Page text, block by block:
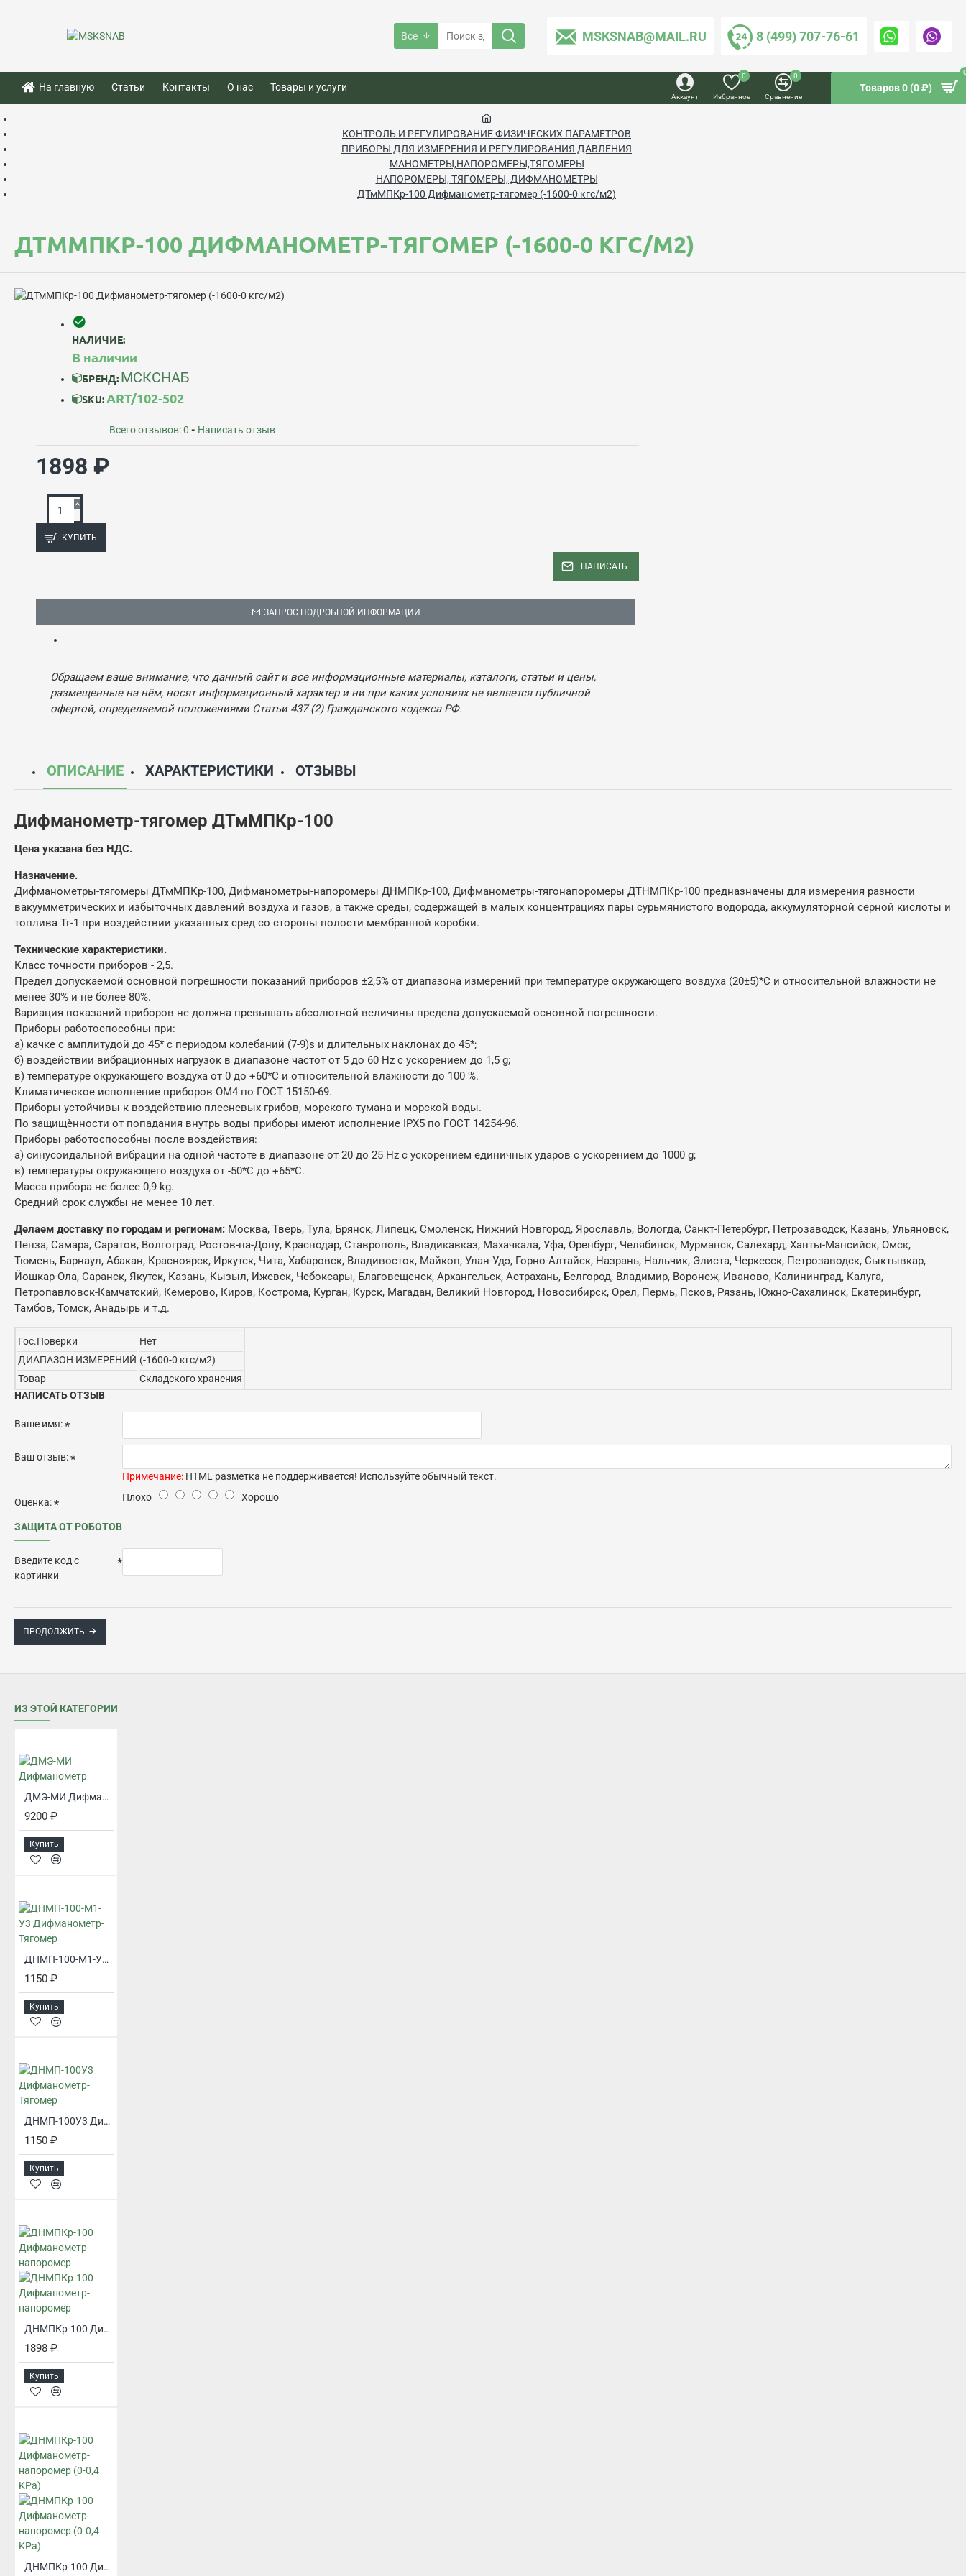
Все MSKSNAB@MAIL.RU 8 (499) 707-76-61
На главную Статьи Контакты О нас Товары и услуги
Аккаунт Избранное
0
Сравнение
0
Товаров 0 (0 ₽)
КОНТРОЛЬ И РЕГУЛИРОВАНИЕ ФИЗИЧЕСКИХ ПАРАМЕТРОВ
ПРИБОРЫ ДЛЯ ИЗМЕРЕНИЯ И РЕГУЛИРОВАНИЯ ДАВЛЕНИЯ
МАНОМЕТРЫ,НАПОРОМЕРЫ,ТЯГОМЕРЫ
НАПОРОМЕРЫ, ТЯГОМЕРЫ, ДИФМАНОМЕТРЫ
ДТмМПКр-100 Дифманометр-тягомер (-1600-0 кгс/м2)
ДТММПКР-100 ДИФМАНОМЕТР-ТЯГОМЕР (-1600-0 КГС/М2)
НАЛИЧИЕ:
В наличии
БРЕНД: МСКСНАБ
SKU:ART/102-502
Всего отзывов: 0 - Написать отзыв
1898 ₽
КУПИТЬ
НАПИСАТЬ
ЗАПРОС ПОДРОБНОЙ ИНФОРМАЦИИ
Обращаем ваше внимание, что данный сайт и все информационные материалы, каталоги, статьи и цены,
размещенные на нём, носят информационный характер и ни при каких условиях не является публичной
офертой, определяемой положениями Статьи 437 (2) Гражданского кодекса РФ.
ОПИСАНИЕ ХАРАКТЕРИСТИКИ ОТЗЫВЫ
Дифманометр-тягомер ДТмМПКр-100
Цена указана без НДС.
Назначение.
Дифманометры-тягомеры ДТмМПКр-100, Дифманометры-напоромеры ДНМПКр-100, Дифманометры-тягонапоромеры ДТНМПКр-100 предназначены для измерения разности
вакуумметрических и избыточных давлений воздуха и газов, а также среды, содержащей в малых концентрациях пары сурьмянистого водорода, аккумуляторной серной кислоты и
топлива Тг-1 при воздействии указанных сред со стороны полости мембранной коробки.
Технические характеристики.
Класс точности приборов - 2,5.
Предел допускаемой основной погрешности показаний приборов ±2,5% от диапазона измерений при температуре окружающего воздуха (20±5)*С и относительной влажности не
менее 30% и не более 80%.
Вариация показаний приборов не должна превышать абсолютной величины предела допускаемой основной погрешности.
Приборы работоспособны при:
а) качке с амплитудой до 45* с периодом колебаний (7-9)s и длительных наклонах до 45*;
б) воздействии вибрационных нагрузок в диапазоне частот от 5 до 60 Hz с ускорением до 1,5 g;
в) температуре окружающего воздуха от 0 до +60*С и относительной влажности до 100 %.
Климатическое исполнение приборов ОМ4 по ГОСТ 15150-69.
Приборы устойчивы к воздействию плесневых грибов, морского тумана и морской воды.
По защищѐнности от попадания внутрь воды приборы имеют исполнение IPX5 по ГОСТ 14254-96.
Приборы работоспособны после воздействия:
а) синусоидальной вибрации на одной частоте в диапазоне от 20 до 25 Hz с ускорением единичных ударов с ускорением до 1000 g;
в) температуры окружающего воздуха от -50*С до +65*С.
Масса прибора не более 0,9 kg.
Средний срок службы не менее 10 лет.
Делаем доставку по городам и регионам: Москва, Тверь, Тула, Брянск, Липецк, Смоленск, Нижний Новгород, Ярославль, Вологда, Санкт-Петербург, Петрозаводск, Казань, Ульяновск,
Пенза, Самара, Саратов, Волгоград, Ростов-на-Дону, Краснодар, Ставрополь, Владикавказ, Махачкала, Уфа, Оренбург, Челябинск, Мурманск, Салехард, Ханты-Мансийск, Омск,
Тюмень, Барнаул, Абакан, Красноярск, Иркутск, Чита, Хабаровск, Владивосток, Майкоп, Улан-Удэ, Горно-Алтайск, Назрань, Нальчик, Элиста, Черкесск, Петрозаводск, Сыктывкар,
Йошкар-Ола, Саранск, Якутск, Казань, Кызыл, Ижевск, Чебоксары, Благовещенск, Архангельск, Астрахань, Белгород, Владимир, Воронеж, Иваново, Калининград, Калуга,
Петропавловск-Камчатский, Кемерово, Киров, Кострома, Курган, Курск, Магадан, Великий Новгород, Новосибирск, Орел, Пермь, Псков, Рязань, Южно-Сахалинск, Екатеринбург,
Тамбов, Томск, Анадырь и т.д.
Гос.Поверки
Нет
ДИАПАЗОН ИЗМЕРЕНИЙ (-1600-0 кгс/м2)
Товар
Складского хранения
НАПИСАТЬ ОТЗЫВ
Ваше имя:
Ваш отзыв:
Примечание: HTML разметка не поддерживается! Используйте обычный текст.
Оценка: Плохо Хорошо
ЗАЩИТА ОТ РОБОТОВ
Введите код с
картинки
ПРОДОЛЖИТЬ
ИЗ ЭТОЙ КАТЕГОРИИ
ДМЭ-МИ Дифманометр
9200 ₽
Купить
ДНМП-100-М1-У3 Дифманометр-Тягомер
1150 ₽
Купить
ДНМП-100У3 Дифманометр-Тягомер
1150 ₽
Купить
ДНМПКр-100 Дифманометр-напоромер
1898 ₽
Купить
ДНМПКр-100 Дифманометр-напоромер (0-0,4 KPa)